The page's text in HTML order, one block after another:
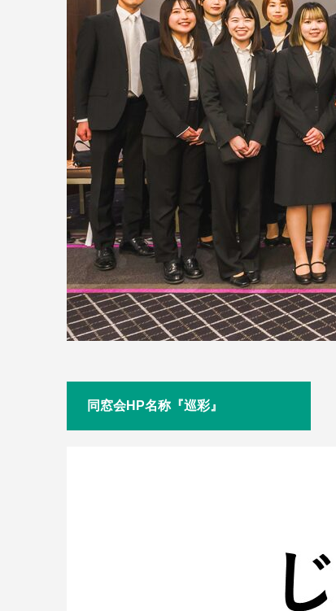
同窓会HP名称『巡彩』